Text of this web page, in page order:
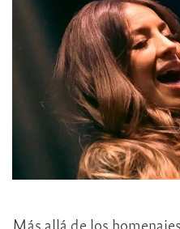
Más allá de los